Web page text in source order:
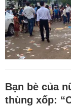
Bạn bè của
thùng xốp: